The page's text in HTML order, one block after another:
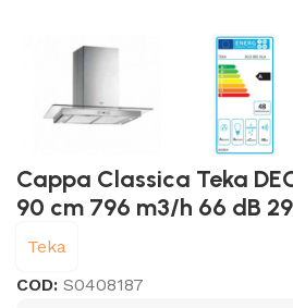
Cappa Classica Teka
90 cm 796 m3/h 66 dB
Teka
COD:S0408187